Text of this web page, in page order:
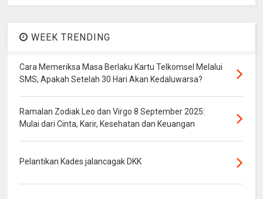
WEEK TRENDING
Cara Memeriksa Masa Berlaku Kartu Telkomsel Melalui
SMS, Apakah Setelah 30 Hari Akan Kedaluwarsa?
Ramalan Zodiak Leo dan Virgo 8 September 2025:
Mulai dari Cinta, Karir, Kesehatan dan Keuangan
Pelantikan Kades jalancagak DKK